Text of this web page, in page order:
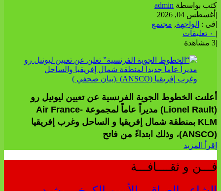
كتب بواسطة admin
| أغسطس 04, 2026
|فى : الواجهة, مجتمع
|
|3 مشاهدة
أعلنت الخطوط الجوية الفرنسية عن تعيين ليونيل رو
(Lionel Rault) مديراً عاماً لمجموعة Air France-
KLM بمنطقة شمال إفريقيا و الساحل وغرب إفريقيا
(ANSCO)، وذلك ابتداءً من فاتح
إقرأ المزيد
فـــن و ثقــــافـــة